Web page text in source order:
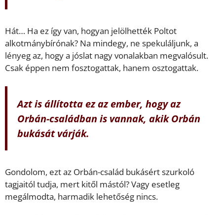
Hát… Ha ez így van, hogyan jelölhették Poltot
alkotmánybírónak? Na mindegy, ne spekuláljunk, a
lényeg az, hogy a jóslat nagy vonalakban megvalósult.
Csak éppen nem fosztogattak, hanem osztogattak.
Azt is állította ez az ember, hogy az
Orbán-családban is vannak, akik Orbán
bukását várják.
Gondolom, ezt az Orbán-család bukásért szurkoló
tagjaitól tudja, mert kitől mástól? Vagy esetleg
megálmodta, harmadik lehetőség nincs.